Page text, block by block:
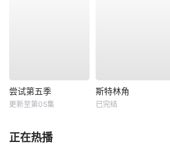
尝试第五季
更新至第05集
斯特林角
已完结
正在热播